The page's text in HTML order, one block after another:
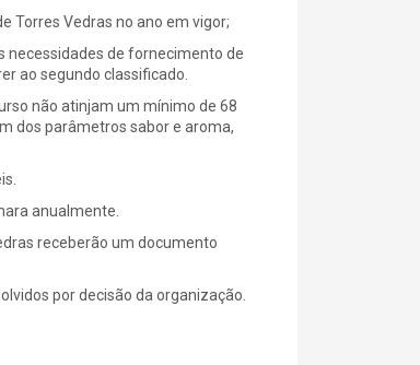
Torres Vedras no ano em vigor;
necessidades de fornecimento de
ao segundo classificado.
não atinjam um mínimo de 68
dos parâmetros sabor e aroma,
anualmente.
receberão um documento
por decisão da organização.